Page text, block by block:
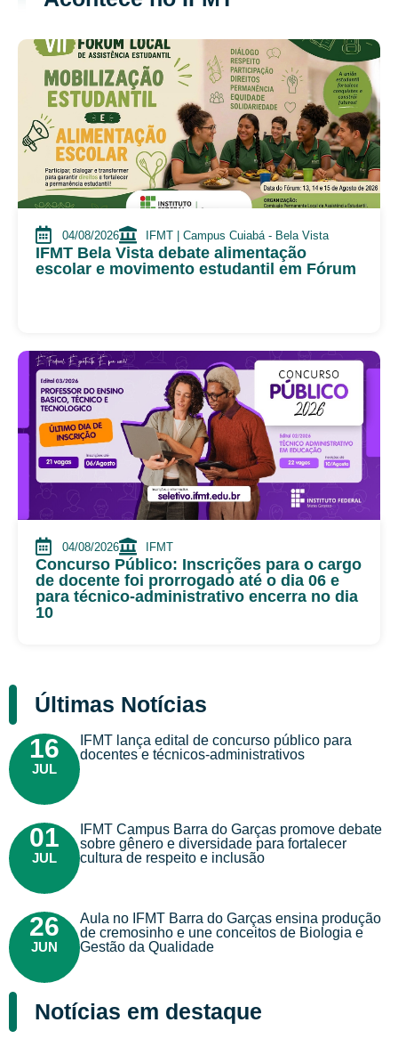
04/08/2026 IFMT | Campus Cuiabá - Bela Vista
IFMT Bela Vista debate alimentação
escolar e movimento estudantil em Fórum
04/08/2026 IFMT
Concurso Público: Inscrições para o cargo
de docente foi prorrogado até o dia 06 e
para técnico-administrativo encerra no dia
10
Últimas Notícias
16
JUL
IFMT lança edital de concurso público para
docentes e técnicos-administrativos
01
JUL
IFMT Campus Barra do Garças promove debate
sobre gênero e diversidade para fortalecer
cultura de respeito e inclusão
26
JUN
Aula no IFMT Barra do Garças ensina produção
de cremosinho e une conceitos de Biologia e
Gestão da Qualidade
Notícias em destaque